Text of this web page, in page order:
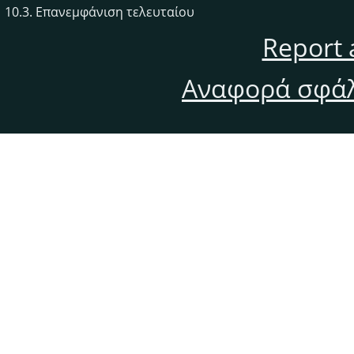
10.3. Επανεμφάνιση τελευταίου
Report
Αναφορά